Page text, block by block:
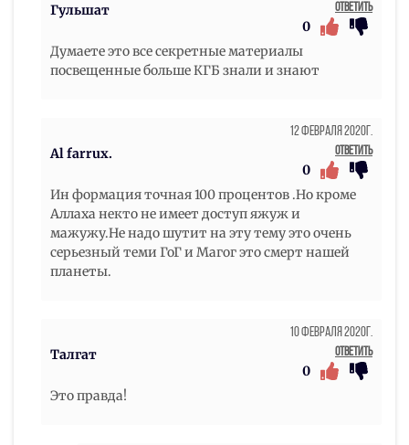
Гульшат
Ответить
0
Думаете это все секретные материалы
посвещенные больше КГБ знали и знают
Al farrux.
12 Февраля 2020г.
Ответить
0
Ин формация точная 100 процентов .Но кроме
Аллаха некто не имеет доступ яжуж и
мажужу.Не надо шутит на эту тему это очень
серьезный теми ГоГ и Магог это смерт нашей
планеты.
Талгат
10 Февраля 2020г.
Ответить
0
Это правда!